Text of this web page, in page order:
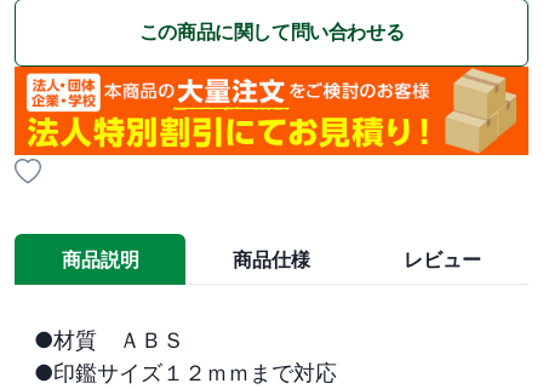
この商品に関して問い合わせる
商品説明 商品仕様 レビュー
●材質　ＡＢＳ
●印鑑サイズ１２ｍｍまで対応